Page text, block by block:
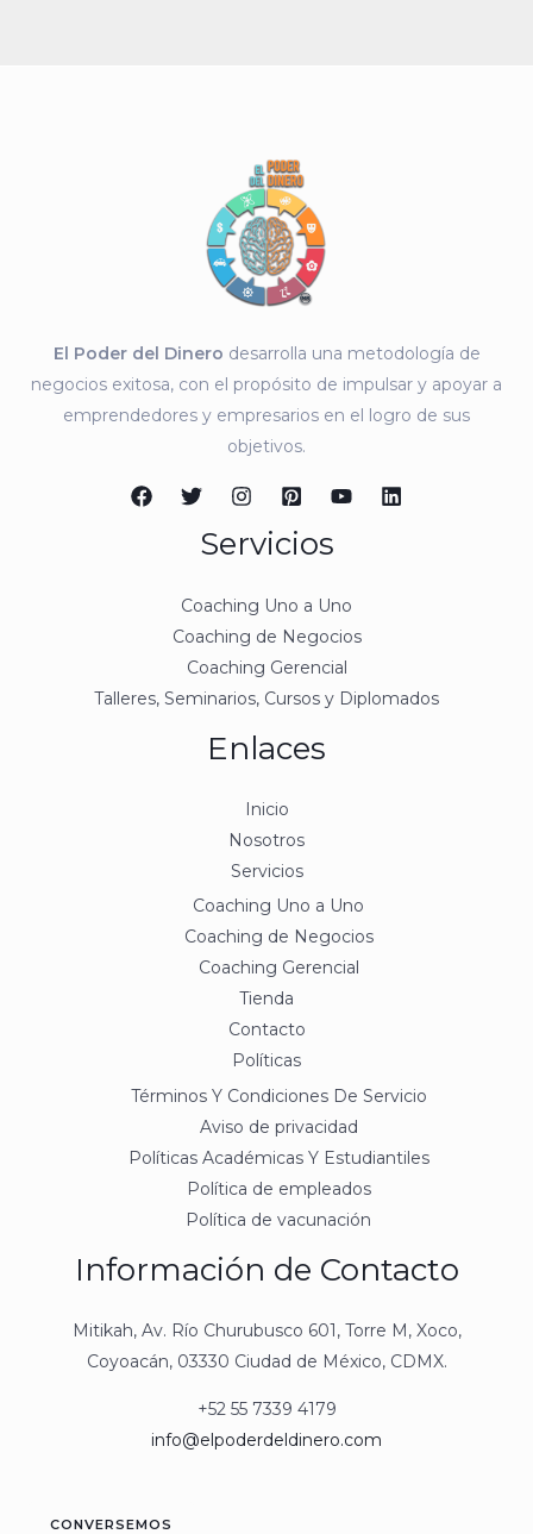
El Poder del Dinero desarrolla una metodología de
negocios exitosa, con el propósito de impulsar y apoyar a
emprendedores y empresarios en el logro de sus
objetivos.
Servicios
Coaching Uno a Uno
Coaching de Negocios
Coaching Gerencial
Talleres, Seminarios, Cursos y Diplomados
Enlaces
Inicio
Nosotros
Servicios
Coaching Uno a Uno
Coaching de Negocios
Coaching Gerencial
Tienda
Contacto
Políticas
Términos Y Condiciones De Servicio
Aviso de privacidad
Políticas Académicas Y Estudiantiles
Política de empleados
Política de vacunación
Información de Contacto
Mitikah, Av. Río Churubusco 601, Torre M, Xoco,
Coyoacán, 03330 Ciudad de México, CDMX.
+52 55 7339 4179
info@elpoderdeldinero.com
CONVERSEMOS